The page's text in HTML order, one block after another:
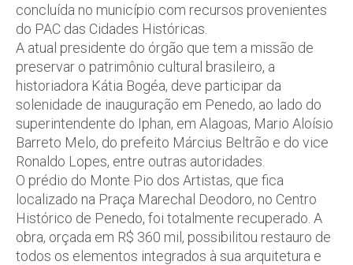
concluída no município com recursos provenientes
do PAC das Cidades Históricas.
A atual presidente do órgão que tem a missão de
preservar o patrimônio cultural brasileiro, a
historiadora Kátia Bogéa, deve participar da
solenidade de inauguração em Penedo, ao lado do
superintendente do Iphan, em Alagoas, Mario Aloísio
Barreto Melo, do prefeito Március Beltrão e do vice
Ronaldo Lopes, entre outras autoridades.
O prédio do Monte Pio dos Artistas, que fica
localizado na Praça Marechal Deodoro, no Centro
Histórico de Penedo, foi totalmente recuperado. A
obra, orçada em R$ 360 mil, possibilitou restauro de
todos os elementos integrados à sua arquitetura e